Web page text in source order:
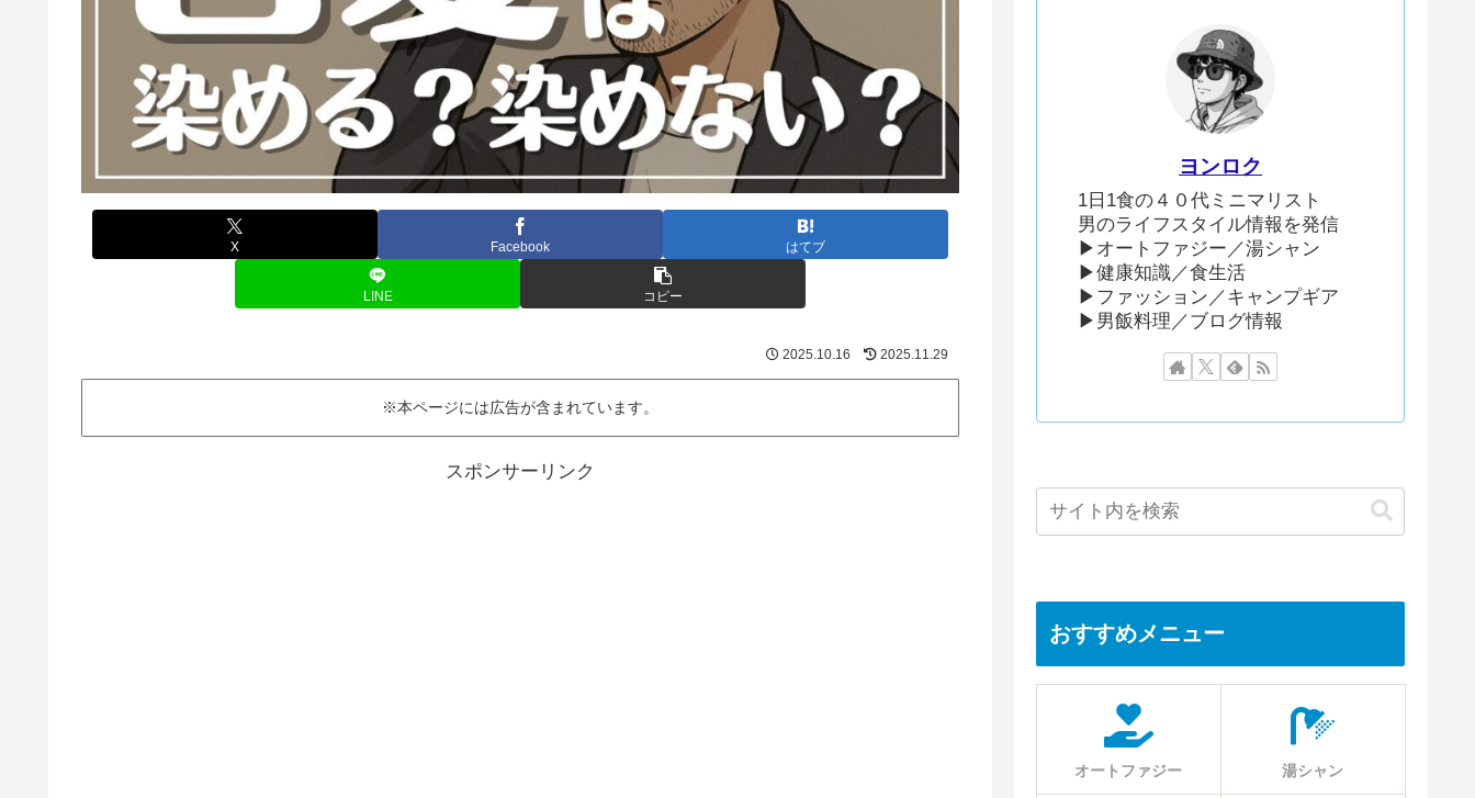
X Facebook はてブ
LINE コピー
2025.10.16 2025.11.29
※本ページには広告が含まれています。
スポンサーリンク
ヨンロク
1日1食の４０代ミニマリスト
男のライフスタイル情報を発信
▶︎オートファジー／湯シャン
▶︎健康知識／食生活
▶︎ファッション／キャンプギア
▶︎男飯料理／ブログ情報
おすすめメニュー
オートファジー 湯シャン